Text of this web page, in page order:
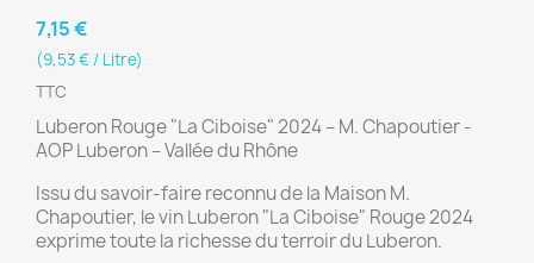
7,15 €
(9,53 € / Litre)
TTC
Luberon Rouge "La Ciboise" 2024 – M. Chapoutier -
AOP Luberon – Vallée du Rhône
Issu du savoir-faire reconnu de la Maison M.
Chapoutier, le vin Luberon "La Ciboise" Rouge 2024
exprime toute la richesse du terroir du Luberon.